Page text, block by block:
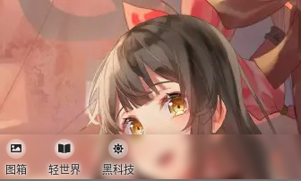
图箱 轻世界 黑科技